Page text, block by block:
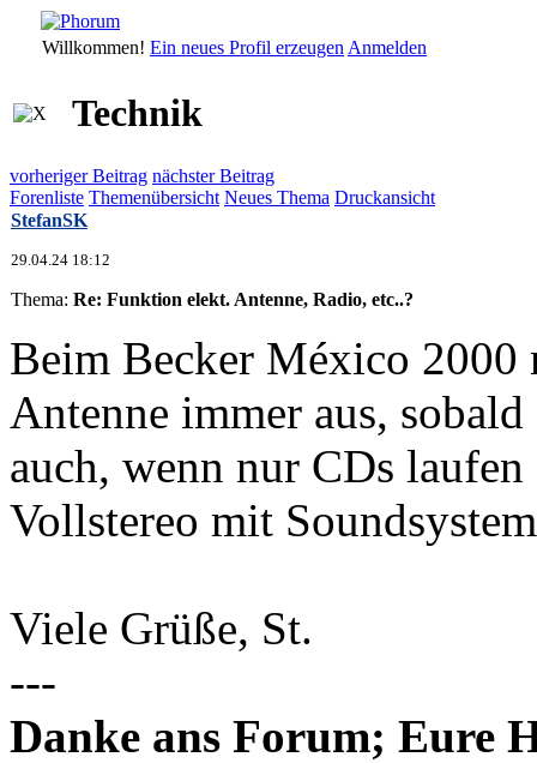
Willkommen! Ein neues Profil erzeugen Anmelden
Technik
vorheriger Beitrag nächster Beitrag
Forenliste Themenübersicht Neues Thema Druckansicht
StefanSK
29.04.24 18:12
Thema: Re: Funktion elekt. Antenne, Radio, etc..?
Beim Becker México
Antenne immer aus,
auch, wenn nur CDs
Vollstereo mit
Viele Grüße, St.
---
Danke ans Forum; Eure